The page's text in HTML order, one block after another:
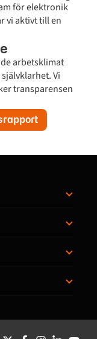
för elektronik
vi aktivt till en
arbetsklimat
Vi
transparensen